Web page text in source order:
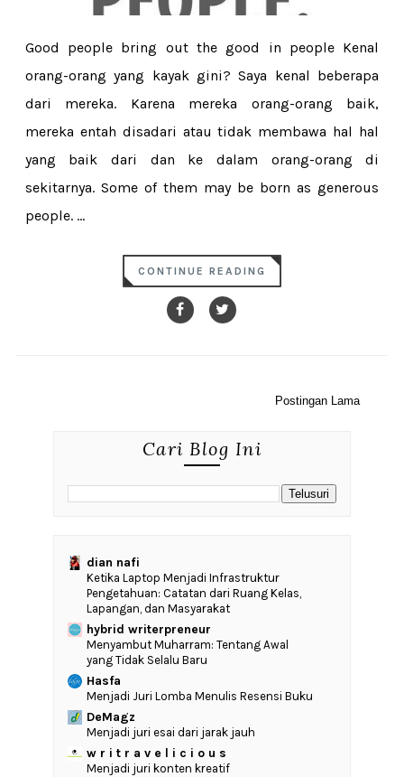
Good people bring out the good in people Kenal
orang-orang yang kayak gini? Saya kenal beberapa
dari mereka. Karena mereka orang-orang baik,
mereka entah disadari atau tidak membawa hal hal
yang baik dari dan ke dalam orang-orang di
sekitarnya. Some of them may be born as generous
people. ...
CONTINUE READING
Postingan Lama
Cari Blog Ini
dian nafi
Ketika Laptop Menjadi Infrastruktur
Pengetahuan: Catatan dari Ruang Kelas,
Lapangan, dan Masyarakat
hybrid writerpreneur
Menyambut Muharram: Tentang Awal
yang Tidak Selalu Baru
Hasfa
Menjadi Juri Lomba Menulis Resensi Buku
DeMagz
Menjadi juri esai dari jarak jauh
w r i t r a v e l i c i o u s
Menjadi juri konten kreatif